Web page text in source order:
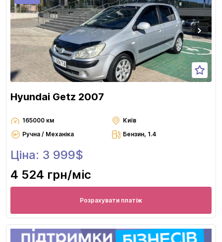
Hyundai Getz 2007
165000 км
Київ
Ручна / Механіка
Бензин, 1.4
Ціна: 3 999$
4 524 грн/міс
Розрахувати платіж